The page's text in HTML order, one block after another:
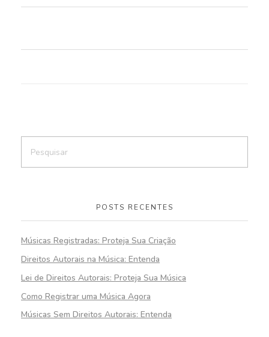
POSTS RECENTES
Músicas Registradas: Proteja Sua Criação
Direitos Autorais na Música: Entenda
Lei de Direitos Autorais: Proteja Sua Música
Como Registrar uma Música Agora
Músicas Sem Direitos Autorais: Entenda